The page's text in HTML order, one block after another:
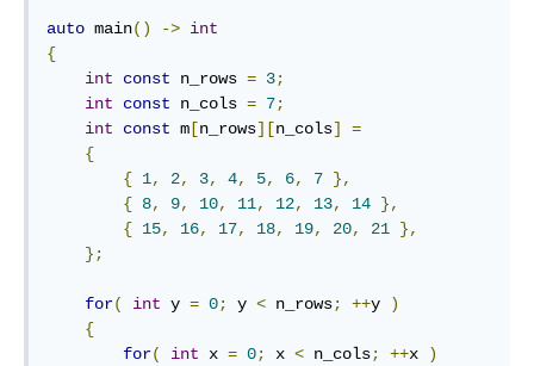
auto main() -> int
{
int
const n_rows = 3;
int
const n_cols = 7;
int
const m [n_rows][n_cols]
=
{
{ 1, 2, 3, 4, 5, 6, 7 },
{ 8, 9, 10, 11, 12, 13, 14 },
{ 15, 16, 17, 18, 19, 20, 21 },
};
for( int y = 0; y < n_rows; ++y
)
{
for( int x = 0; x < n_cols; ++x
)